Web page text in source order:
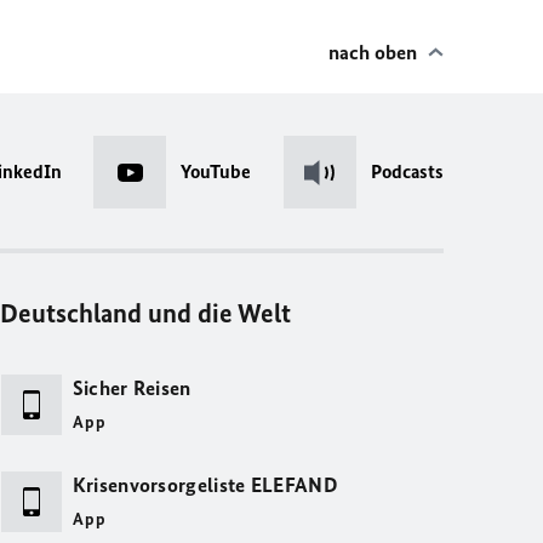
nach oben
YouTube Podcasts
Deutschland und die Welt
Sicher Reisen
App
Krisenvorsorgeliste ELEFAND
App